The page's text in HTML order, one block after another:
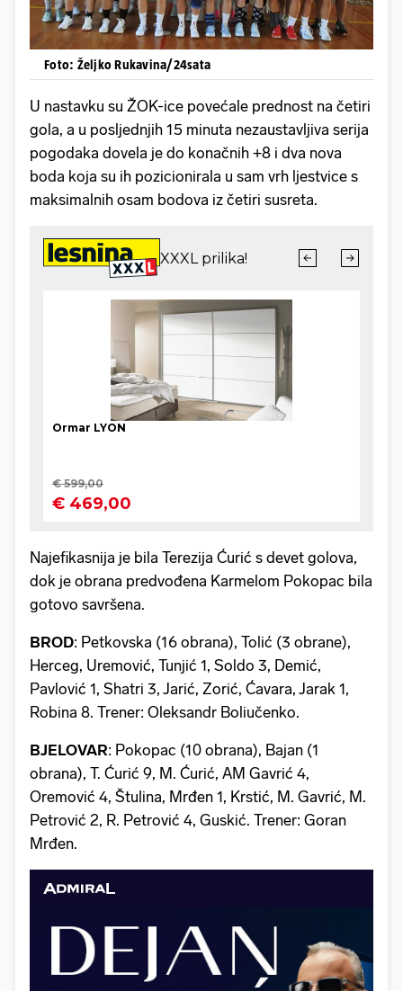
Foto: Željko Rukavina/24sata
U nastavku su ŽOK-ice povećale prednost na četiri
gola, a u posljednjih 15 minuta nezaustavljiva serija
pogodaka dovela je do konačnih +8 i dva nova
boda koja su ih pozicionirala u sam vrh ljestvice s
maksimalnih osam bodova iz četiri susreta.
Najefikasnija je bila Terezija Ćurić s devet golova,
dok je obrana predvođena Karmelom Pokopac bila
gotovo savršena.
BROD: Petkovska (16 obrana), Tolić (3 obrane),
Herceg, Uremović, Tunjić 1, Soldo 3, Demić,
Pavlović 1, Shatri 3, Jarić, Zorić, Ćavara, Jarak 1,
Robina 8. Trener: Oleksandr Boliučenko.
BJELOVAR: Pokopac (10 obrana), Bajan (1
obrana), T. Ćurić 9, M. Ćurić, AM Gavrić 4,
Oremović 4, Štulina, Mrđen 1, Krstić, M. Gavrić, M.
Petrović 2, R. Petrović 4, Guskić. Trener: Goran
Mrđen.